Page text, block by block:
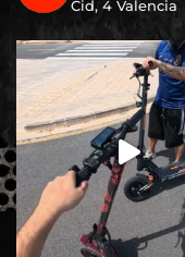
Cid, 4 Valencia